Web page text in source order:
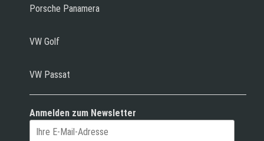
Porsche Panamera
VW Golf
VW Passat
Anmelden zum Newsletter